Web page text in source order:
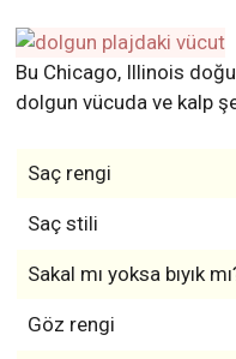
Bu Chicago, Illinois
dolgun vücuda ve kalp
Saç rengi
Saç stili
Sakal mı yoksa bıyık
Göz rengi